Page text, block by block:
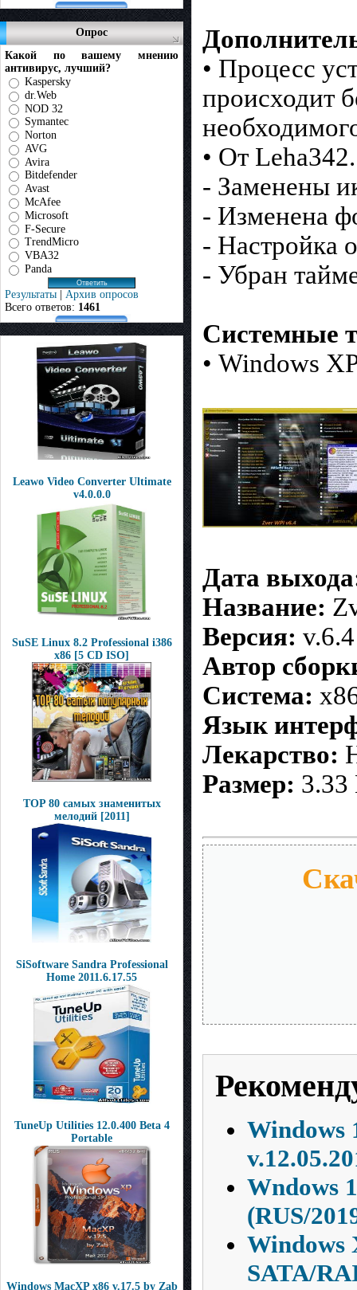
Опрос
Какой по вашему мнению
антивирус, лучший?
Kaspersky
dr.Web
NOD 32
Symantec
Norton
AVG
Avira
Bitdefender
Avast
McAfee
Microsoft
F-Secure
TrendMicro
VBA32
Panda
Результаты | Архив опросов
Всего ответов: 1461
Leawo Video Converter Ultimate
v4.0.0.0
SuSE Linux 8.2 Professional i386
x86 [5 CD ISO]
TOP 80 самых знаменитых
мелодий [2011]
SiSoftware Sandra Professional
Home 2011.6.17.55
TuneUp Utilities 12.0.400 Beta 4
Portable
Windows MacXP x86 v.17.5 by Zab
• Процесс
происходит
• От
- Заменены
- Изменена
- Настройка
- Убран
Системные
• Windows
Дата
Название:
Версия: v.6.4
Автор
Система:
Язык
Лекарство:
Размер: 3.33
Windows
Wndows
(RUS/
Windows
SATA/